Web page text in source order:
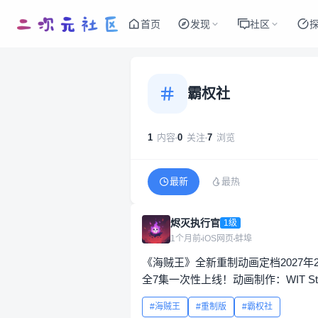
首页 发现 社区
霸权社
1 内容 0 关注 7 浏览
最新 最热
烬灭执行官 1级
1个月前 iOS网页 蚌埠
《海贼王》全新重制动画定档2027
全7集一次性上线！动画制作：WIT
海贼王 重制版 霸权社